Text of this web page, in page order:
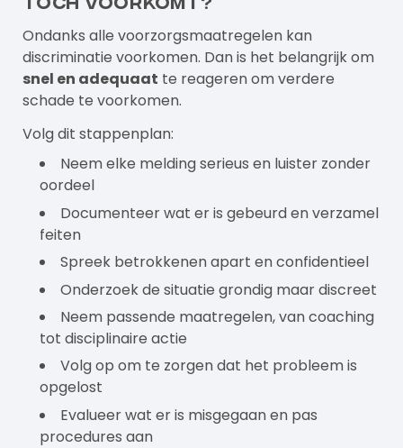
Ondanks alle voorzorgsmaatregelen kan
discriminatie voorkomen. Dan is het belangrijk om
snel en adequaat te reageren om verdere
schade te voorkomen.
Volg dit stappenplan:
Neem elke melding serieus en luister zonder
oordeel
Documenteer wat er is gebeurd en verzamel
feiten
Spreek betrokkenen apart en confidentieel
Onderzoek de situatie grondig maar discreet
Neem passende maatregelen, van coaching
tot disciplinaire actie
Volg op om te zorgen dat het probleem is
opgelost
Evalueer wat er is misgegaan en pas
procedures aan